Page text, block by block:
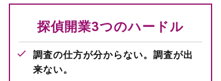
探偵開業3つのハードル
調査の仕方が分からない。調査が出
来ない。